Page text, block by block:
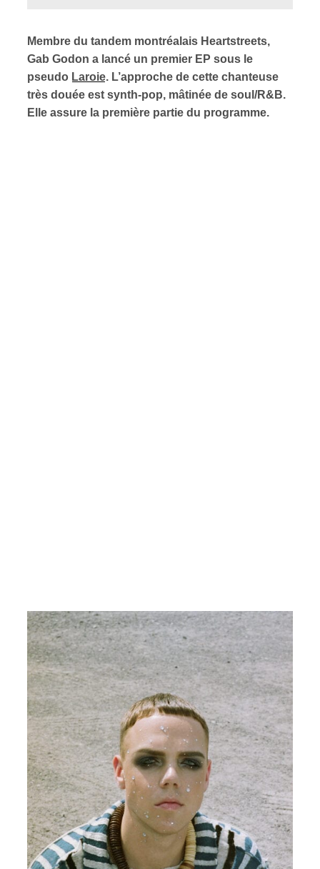
Membre du tandem montréalais Heartstreets,
Gab Godon a lancé un premier EP sous le
pseudo Laroie. L’approche de cette chanteuse
très douée est synth-pop, mâtinée de soul/R&B.
Elle assure la première partie du programme.